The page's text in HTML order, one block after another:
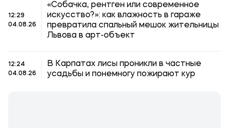
12:29
04.08.26
«Собачка, рентген или современное
искусство?»: как влажность в гараже
превратила спальный мешок жительницы
Львова в арт-объект
12:24
04.08.26
В Карпатах лисы проникли в частные
усадьбы и понемногу пожирают кур